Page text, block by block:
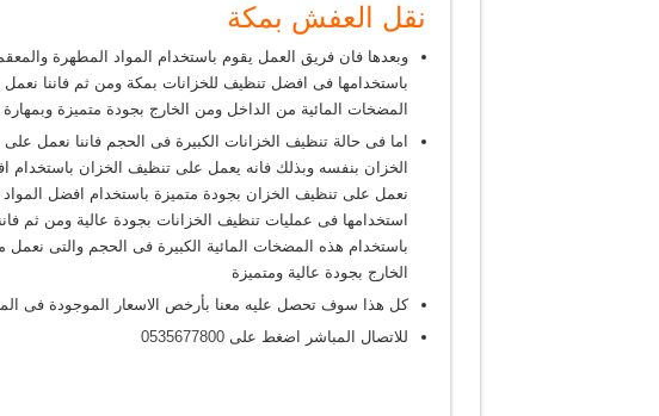
نقل العفش بمكة
وبعدها فان فريق العمل يقوم باستخدام المواد المطهرة
باستخدامها فى افضل تنظيف للخزانات بمكة ومن ثم فاننا
المضخات المائية من الداخل ومن الخارج بجودة متميزة وبمهارة
اما فى حالة تنظيف الخزانات الكبيرة فى الحجم فاننا نعمل
الخزان بنفسه وبذلك فانه يعمل على تنظيف الخزان باستخدام
نعمل على تنظيف الخزان بجودة متميزة باستخدام افضل
استخدامها فى عمليات تنظيف الخزانات بجودة عالية ومن ثم
باستخدام هذه المضخات المائية الكبيرة فى الحجم والتى
الخارج بجودة عالية ومتميزة
كل هذا سوف تحصل عليه معنا بأرخص الاسعار الموجودة فى
للاتصال المباشر اضغط على0535677800